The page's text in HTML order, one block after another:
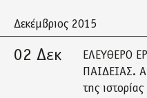
Δεκέμβριος 2015
02 Δεκ
ΕΛΕΥΘΕΡΟ
ΠΑΙΔΕΙΑΣ.
της